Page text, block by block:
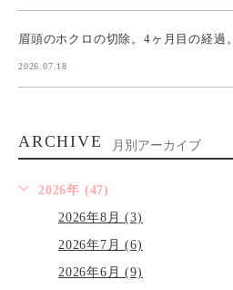
眉頭のホクロの切除。4ヶ月目の経過。
2026.07.18
ARCHIVE 月別アーカイブ
2026年 (47)
2026年8月 (3)
2026年7月 (6)
2026年6月 (9)